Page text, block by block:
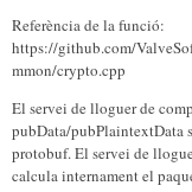
v2[28] + 16,
pubPlaintextData
v2[25],
16,
k_nSymmetricBlockSize
v2[28],
Referència de la funció:
https://github.com/
mmon/crypto.cpp
El servei de lloguer de
pubData/pubPlaintextData
protobuf. El servei de
calcula internament el